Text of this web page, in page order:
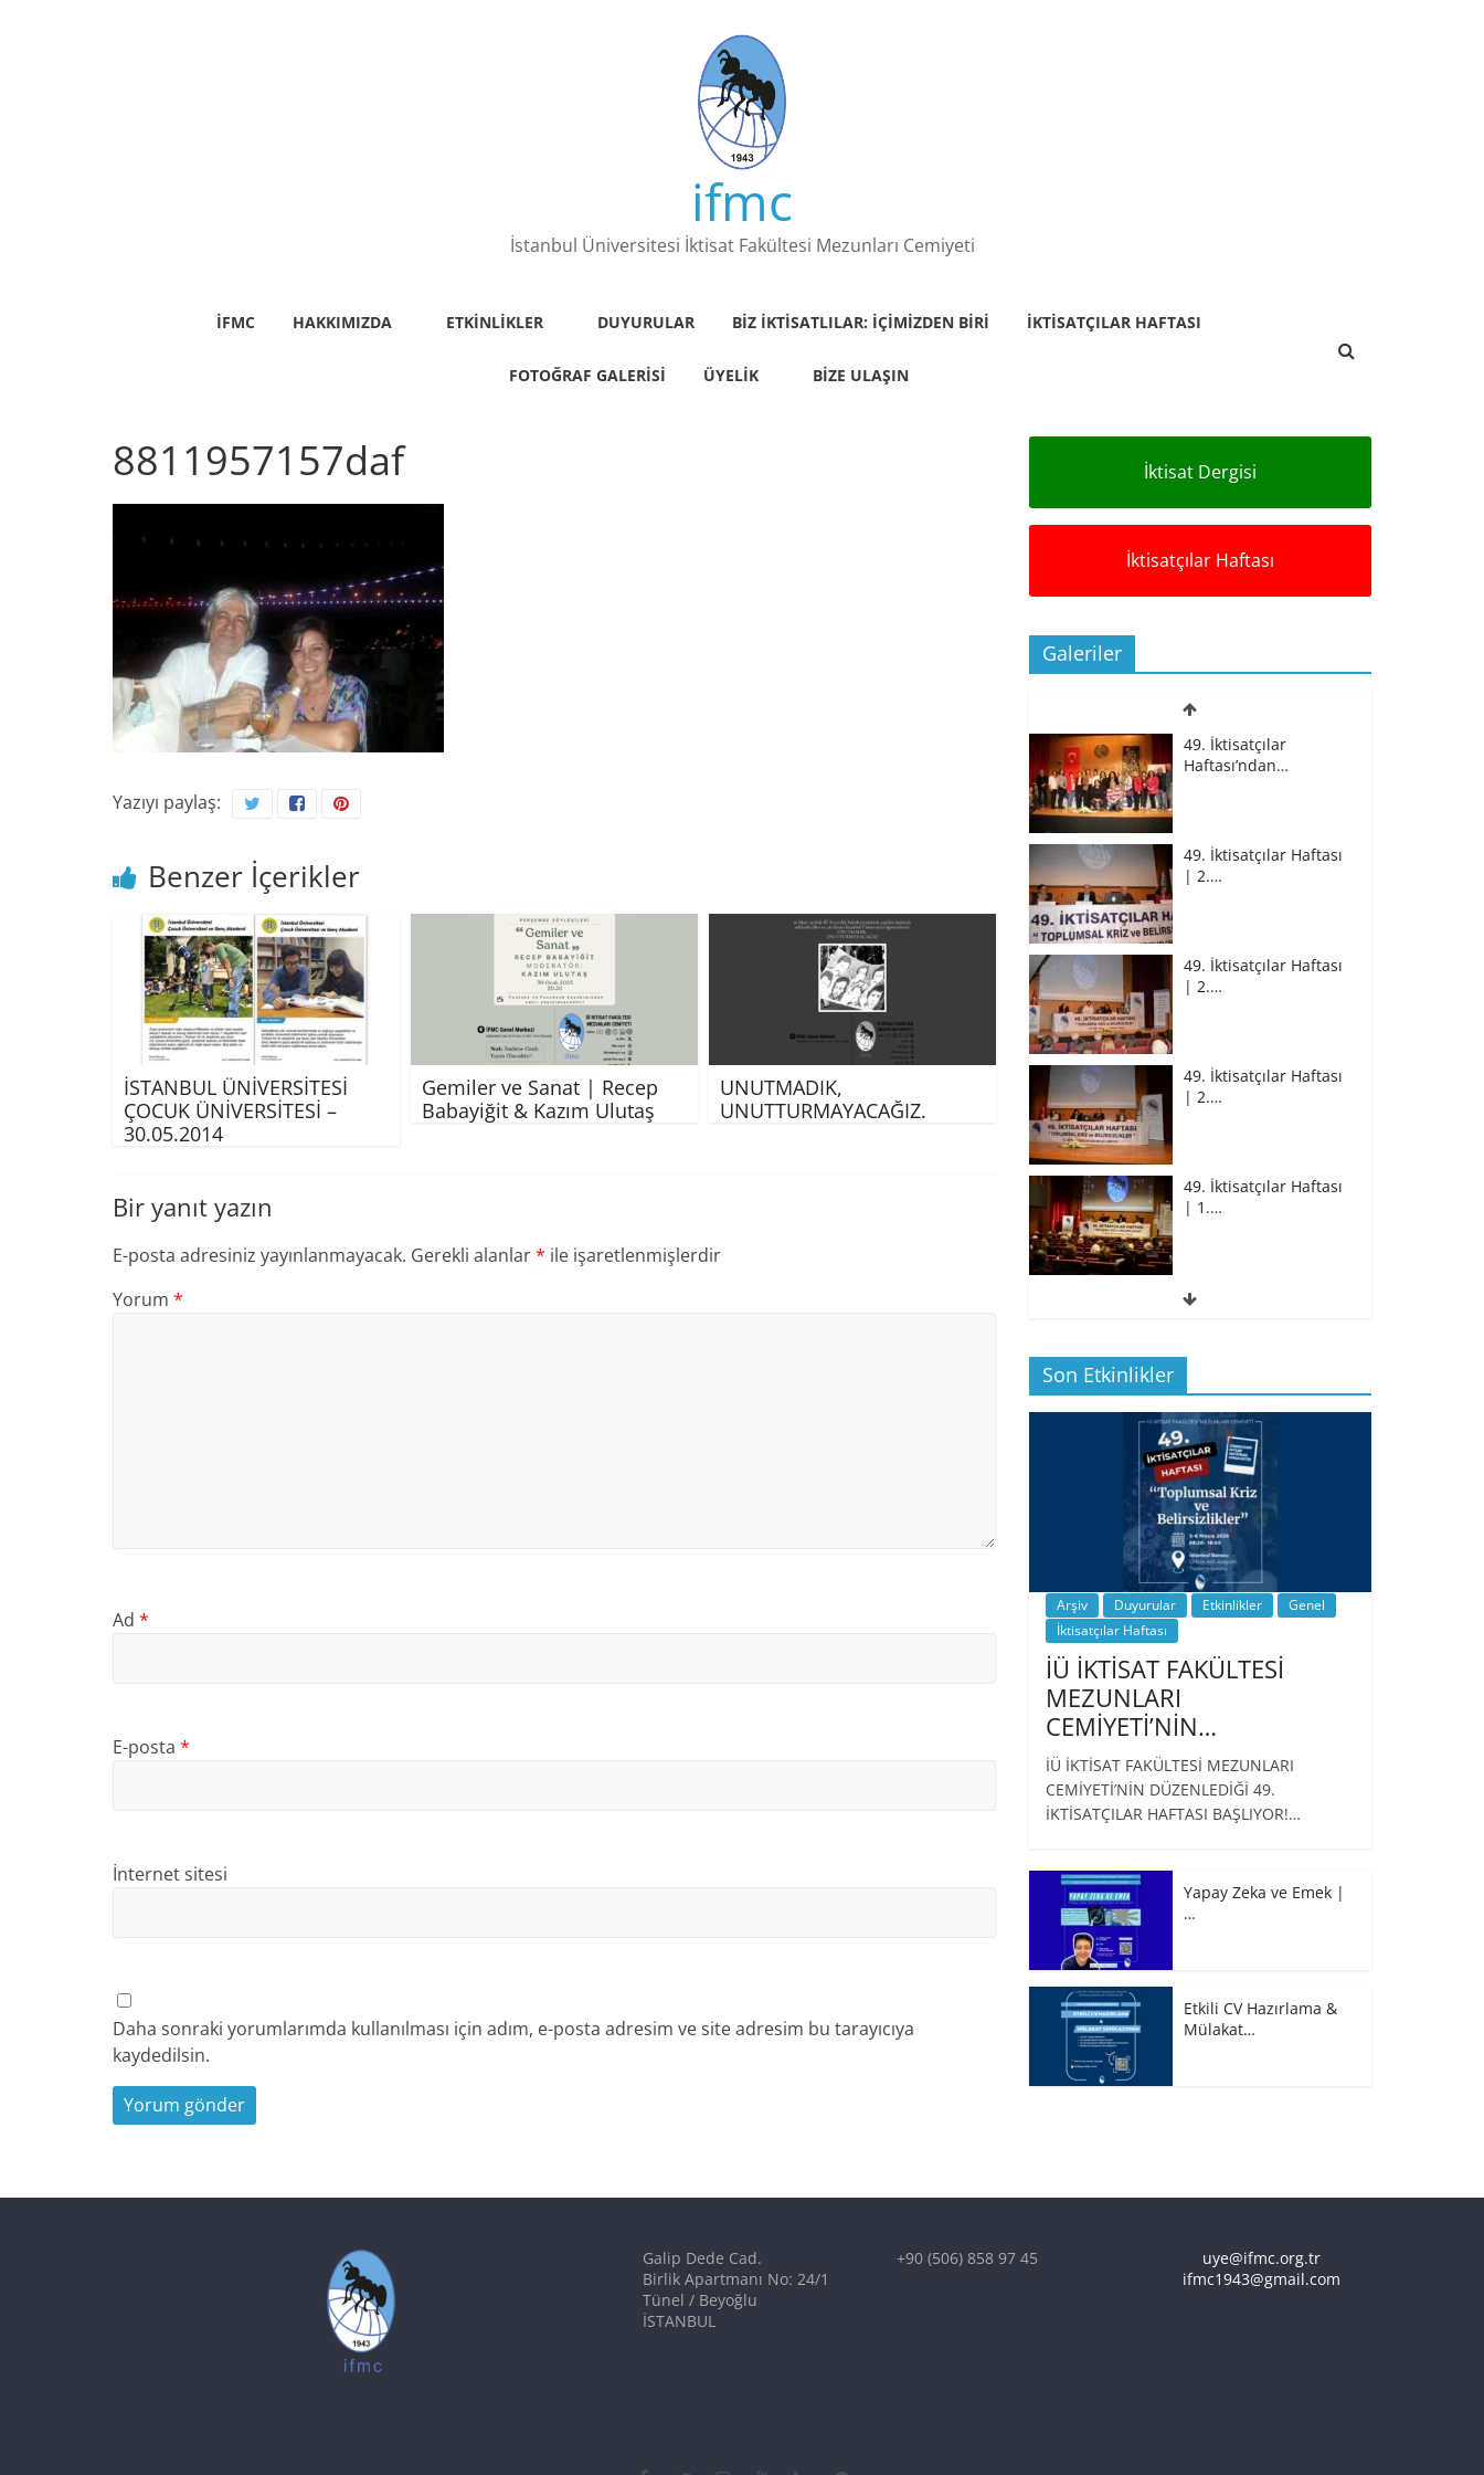
ifmc
İstanbul Üniversitesi İktisat Fakültesi Mezunları Cemiyeti
İFMC HAKKIMIZDA ETKINLIKLER DUYURULAR BIZ İKTISATLILAR: İÇIMIZDEN BIRI İKTISATÇILAR HAFTASI
FOTOĞRAF GALERISI ÜYELIK BIZE ULAŞIN
8811957157daf
Yazıyı paylaş:
Benzer İçerikler
İSTANBUL ÜNİVERSİTESİ
ÇOCUK ÜNİVERSİTESİ –
30.05.2014
Gemiler ve Sanat | Recep
Babayiğit & Kazım Ulutaş
UNUTMADIK,
UNUTTURMAYACAĞIZ.
Bir yanıt yazın
E-posta adresiniz yayınlanmayacak. Gerekli alanlar* ile işaretlenmişlerdir
Yorum *
Ad *
E-posta *
İnternet sitesi
Daha sonraki yorumlarımda kullanılması için adım, e-posta adresim ve site adresim bu tarayıcıya
kaydedilsin.
İktisat Dergisi
İktisatçılar Haftası
Galeriler
49. İktisatçılar
Haftası’ndan…
49. İktisatçılar Haftası
| 2.…
49. İktisatçılar Haftası
| 2.…
49. İktisatçılar Haftası
| 2.…
49. İktisatçılar Haftası
| 1.…
49. İktisatçılar Haftası
BİZ İKTİSATLILAR:
İÇİMİZDEN BİRİ PROF.…
Son Etkinlikler
Arşiv Duyurular Etkinlikler
Genel
İktisatçılar Haftası
İÜ İKTİSAT FAKÜLTESİ
MEZUNLARI
CEMİYETİ’NİN…
İÜ İKTİSAT FAKÜLTESİ MEZUNLARI
CEMİYETİ’NİN DÜZENLEDİĞİ 49.
İKTİSATÇILAR HAFTASI BAŞLIYOR!…
Yapay Zeka ve Emek |
…
Etkili CV Hazırlama &
Mülakat…
Galip Dede Cad.
Birlik Apartmanı No: 24/1
Tünel / Beyoğlu
İSTANBUL
+90 (506) 858 97 45
uye@ifmc.org.tr
ifmc1943@gmail.com